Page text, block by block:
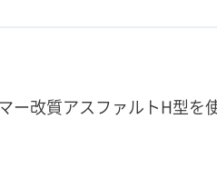
ー改質アスファルトH型を